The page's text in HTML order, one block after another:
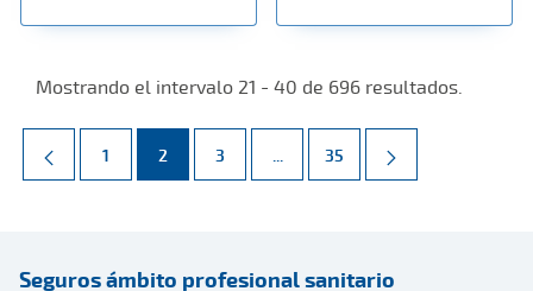
Mostrando el intervalo 21 - 40 de 696 resultados.
Página
1 Página
2 Página
3 ... Páginas intermedias Use TAB
Página
35
Seguros ámbito profesional sanitario